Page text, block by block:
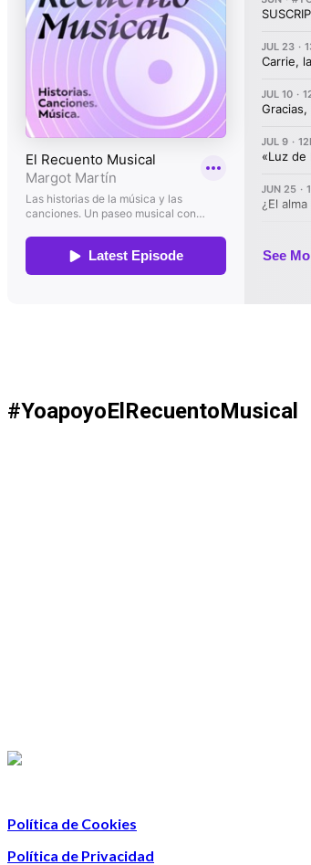
#YoapoyoElRecuentoMusical
Política de Cookies
Política de Privacidad